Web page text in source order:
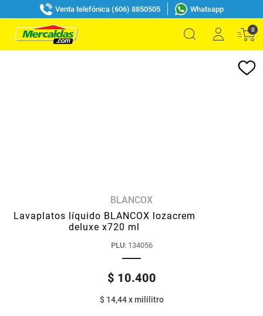
Venta telefónica (606) 8850505 Whatsapp
0
BLANCOX
Lavaplatos líquido BLANCOX lozacrem
deluxe x720 ml
PLU: 134056
$ 10.400
$ 14,44xmililitro